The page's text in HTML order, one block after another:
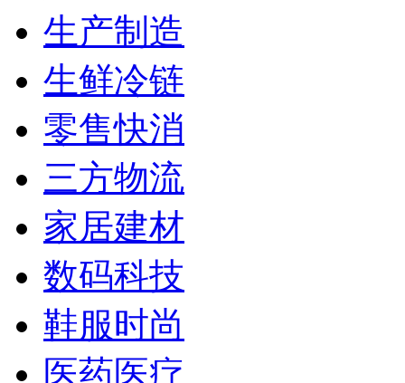
生产制造
生鲜冷链
零售快消
三方物流
家居建材
数码科技
鞋服时尚
医药医疗